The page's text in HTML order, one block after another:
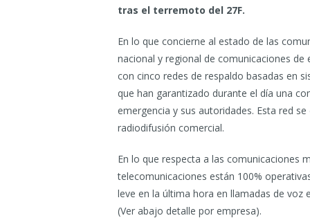
tras el terremoto del 27F.
En lo que concierne al estado de las
nacional y regional de comunicaciones
con cinco redes de respaldo basadas en
que han garantizado durante el día una
emergencia y sus autoridades. Esta red
radiodifusión comercial.
En lo que respecta a las comunicaciones
telecomunicaciones están 100%
leve en la última hora en llamadas de voz
(Ver abajo detalle por empresa).